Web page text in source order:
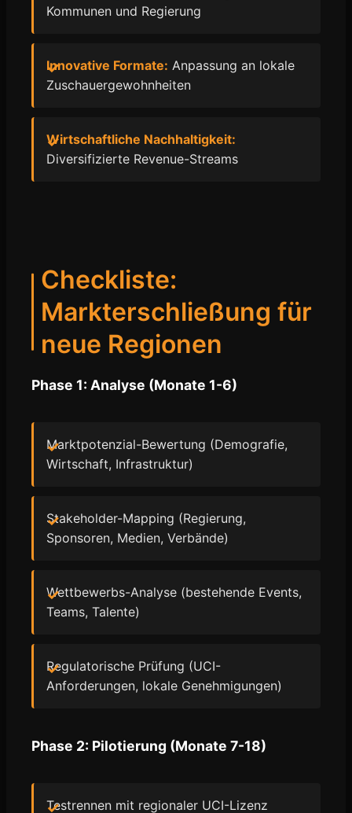
Kommunen und Regierung
Innovative Formate: Anpassung an lokale
Zuschauergewohnheiten
Wirtschaftliche Nachhaltigkeit:
Diversifizierte Revenue-Streams
Checkliste:
Markterschließung für
neue Regionen
Phase 1: Analyse (Monate 1-6)
Marktpotenzial-Bewertung (Demografie,
Wirtschaft, Infrastruktur)
Stakeholder-Mapping (Regierung,
Sponsoren, Medien, Verbände)
Wettbewerbs-Analyse (bestehende Events,
Teams, Talente)
Regulatorische Prüfung (UCI-
Anforderungen, lokale Genehmigungen)
Phase 2: Pilotierung (Monate 7-18)
Testrennen mit regionaler UCI-Lizenz